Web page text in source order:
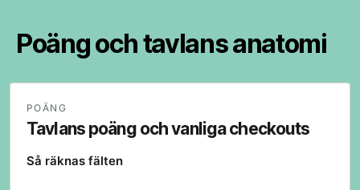
Poäng och tavlans anatomi
POÄNG
Tavlans poäng och vanliga checkouts
Så räknas fälten